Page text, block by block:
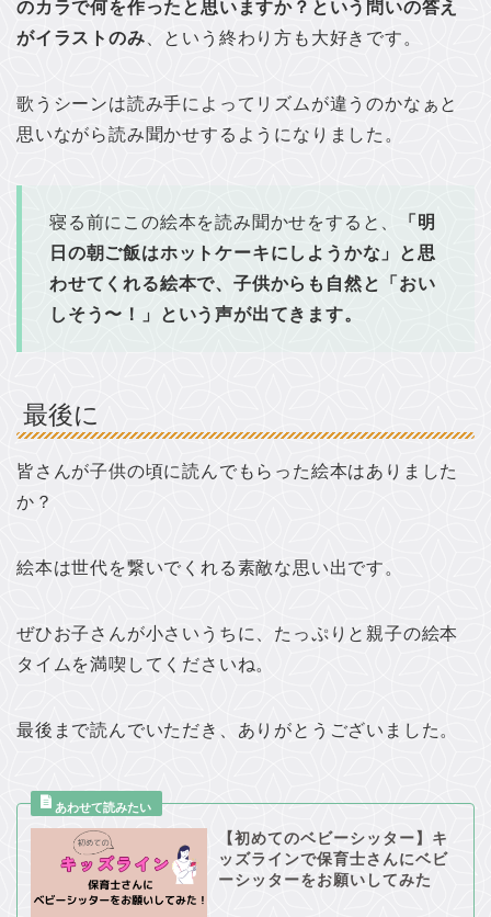
のカラで何を作ったと思いますか？という問いの答え
がイラストのみ 、という終わり方も大好きです。
歌うシーンは読み手によってリズムが違うのかなぁと
思いながら読み聞かせするようになりました。
寝る前にこの絵本を読み聞かせをすると、
「明
日の朝ご飯はホットケーキにしようかな」と思
わせてくれる絵本で、子供からも自然と「おい
しそう〜！」という声が出てきます。
最後に
皆さんが子供の頃に読んでもらった絵本はありました
か？
絵本は世代を繋いでくれる素敵な思い出です。
ぜひお子さんが小さいうちに、たっぷりと親子の絵本
タイムを満喫してくださいね。
最後まで読んでいただき、ありがとうございました。
【初めてのベビーシッター】キ
ッズラインで保育士さんにベビ
ーシッターをお願いしてみた